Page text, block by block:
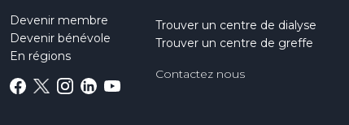
Devenir membre
Devenir bénévole
En régions
Trouver un centre de dialyse
Trouver un centre de greffe
Contactez nous